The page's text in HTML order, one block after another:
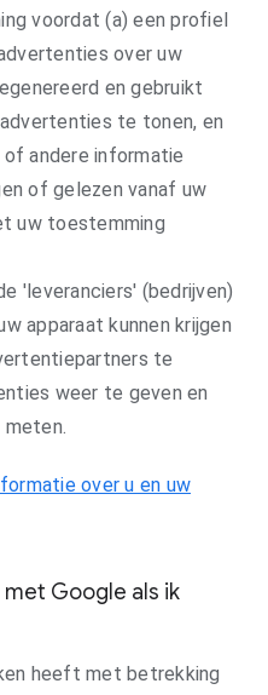
voordat (a) een profiel
over uw
en gebruikt
te tonen, en
andere informatie
of gelezen vanaf uw
uw toestemming
'leveranciers' (bedrijven)
apparaat kunnen krijgen
te
weer te geven en
over u en uw
Google als ik
heeft met betrekking